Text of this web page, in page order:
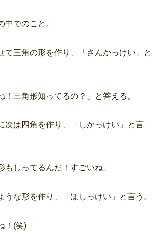
中でのこと。
て三角の形を作り、「さんかっけい」と
！三角形知ってるの？」と答える。
次は四角を作り、「しかっけい」と言
もしってるんだ！すごいね」
うな形を作り、「ほしっけい」と言う。
！(笑)